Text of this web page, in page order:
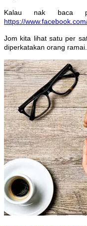
Kalau nak baca
https://
Jom kita lihat satu per
diperkatakan orang ramai.